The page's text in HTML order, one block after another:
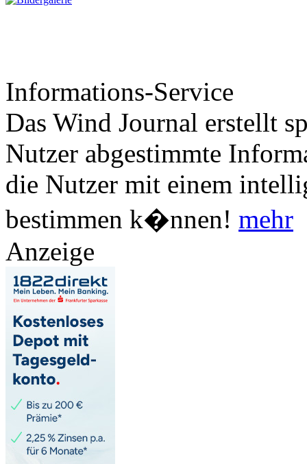
Informations-Service
Das Wind Journal erstellt
Nutzer abgestimmte
die Nutzer mit einem
bestimmen k�nnen! mehr
Anzeige